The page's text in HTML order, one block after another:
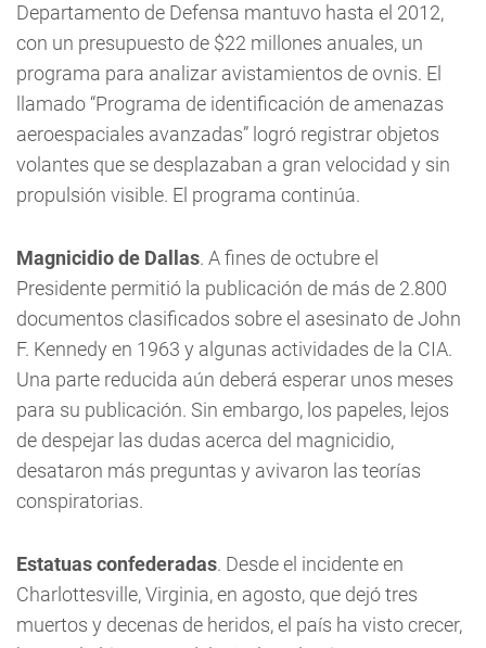
Departamento de Defensa mantuvo hasta el 2012,
con un presupuesto de $22 millones anuales, un
programa para analizar avistamientos de ovnis. El
llamado “Programa de identificación de amenazas
aeroespaciales avanzadas” logró registrar objetos
volantes que se desplazaban a gran velocidad y sin
propulsión visible. El programa continúa.
Magnicidio de Dallas. A fines de octubre el
Presidente permitió la publicación de más de 2.800
documentos clasificados sobre el asesinato de John
F. Kennedy en 1963 y algunas actividades de la CIA.
Una parte reducida aún deberá esperar unos meses
para su publicación. Sin embargo, los papeles, lejos
de despejar las dudas acerca del magnicidio,
desataron más preguntas y avivaron las teorías
conspiratorias.
Estatuas confederadas. Desde el incidente en
Charlottesville, Virginia, en agosto, que dejó tres
muertos y decenas de heridos, el país ha visto crecer,